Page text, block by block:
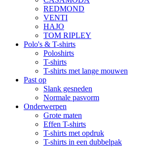
REDMOND
VENTI
HAJO
TOM RIPLEY
Polo's & T-shirts
Poloshirts
T-shirts
T-shirts met lange mouwen
Past op
Slank gesneden
Normale pasvorm
Onderwerpen
Grote maten
Effen T-shirts
T-shirts met opdruk
T-shirts in een dubbelpak